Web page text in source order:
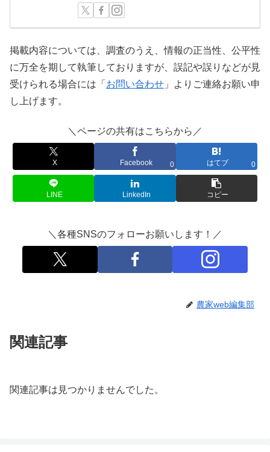
掲載内容については、調査のうえ、情報の正当性、公平性
に万全を期して執筆しておりますが、誤記や誤りなどが見
受けられる場合には「 お問い合わせ 」よりご連絡お願い申
し上げます。
＼ページの共有はこちらから／
X Facebook 0 はてブ 0
LINE LinkedIn コピー
＼各種SNSのフォローお願いします！／
農家web編集部
関連記事
関連記事は見つかりませんでした。